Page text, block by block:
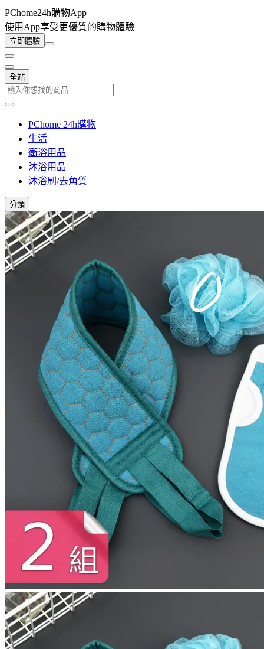
PChome24h購物App
使用App享受更優質的購物體驗
立即體驗
全站
PChome 24h購物
生活
衛浴用品
沐浴用品
沐浴刷/去角質
分類